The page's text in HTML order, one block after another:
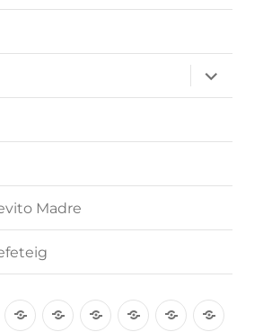
anzeigen
Madre
Brötchen
Brot GebäckKuchenTorten